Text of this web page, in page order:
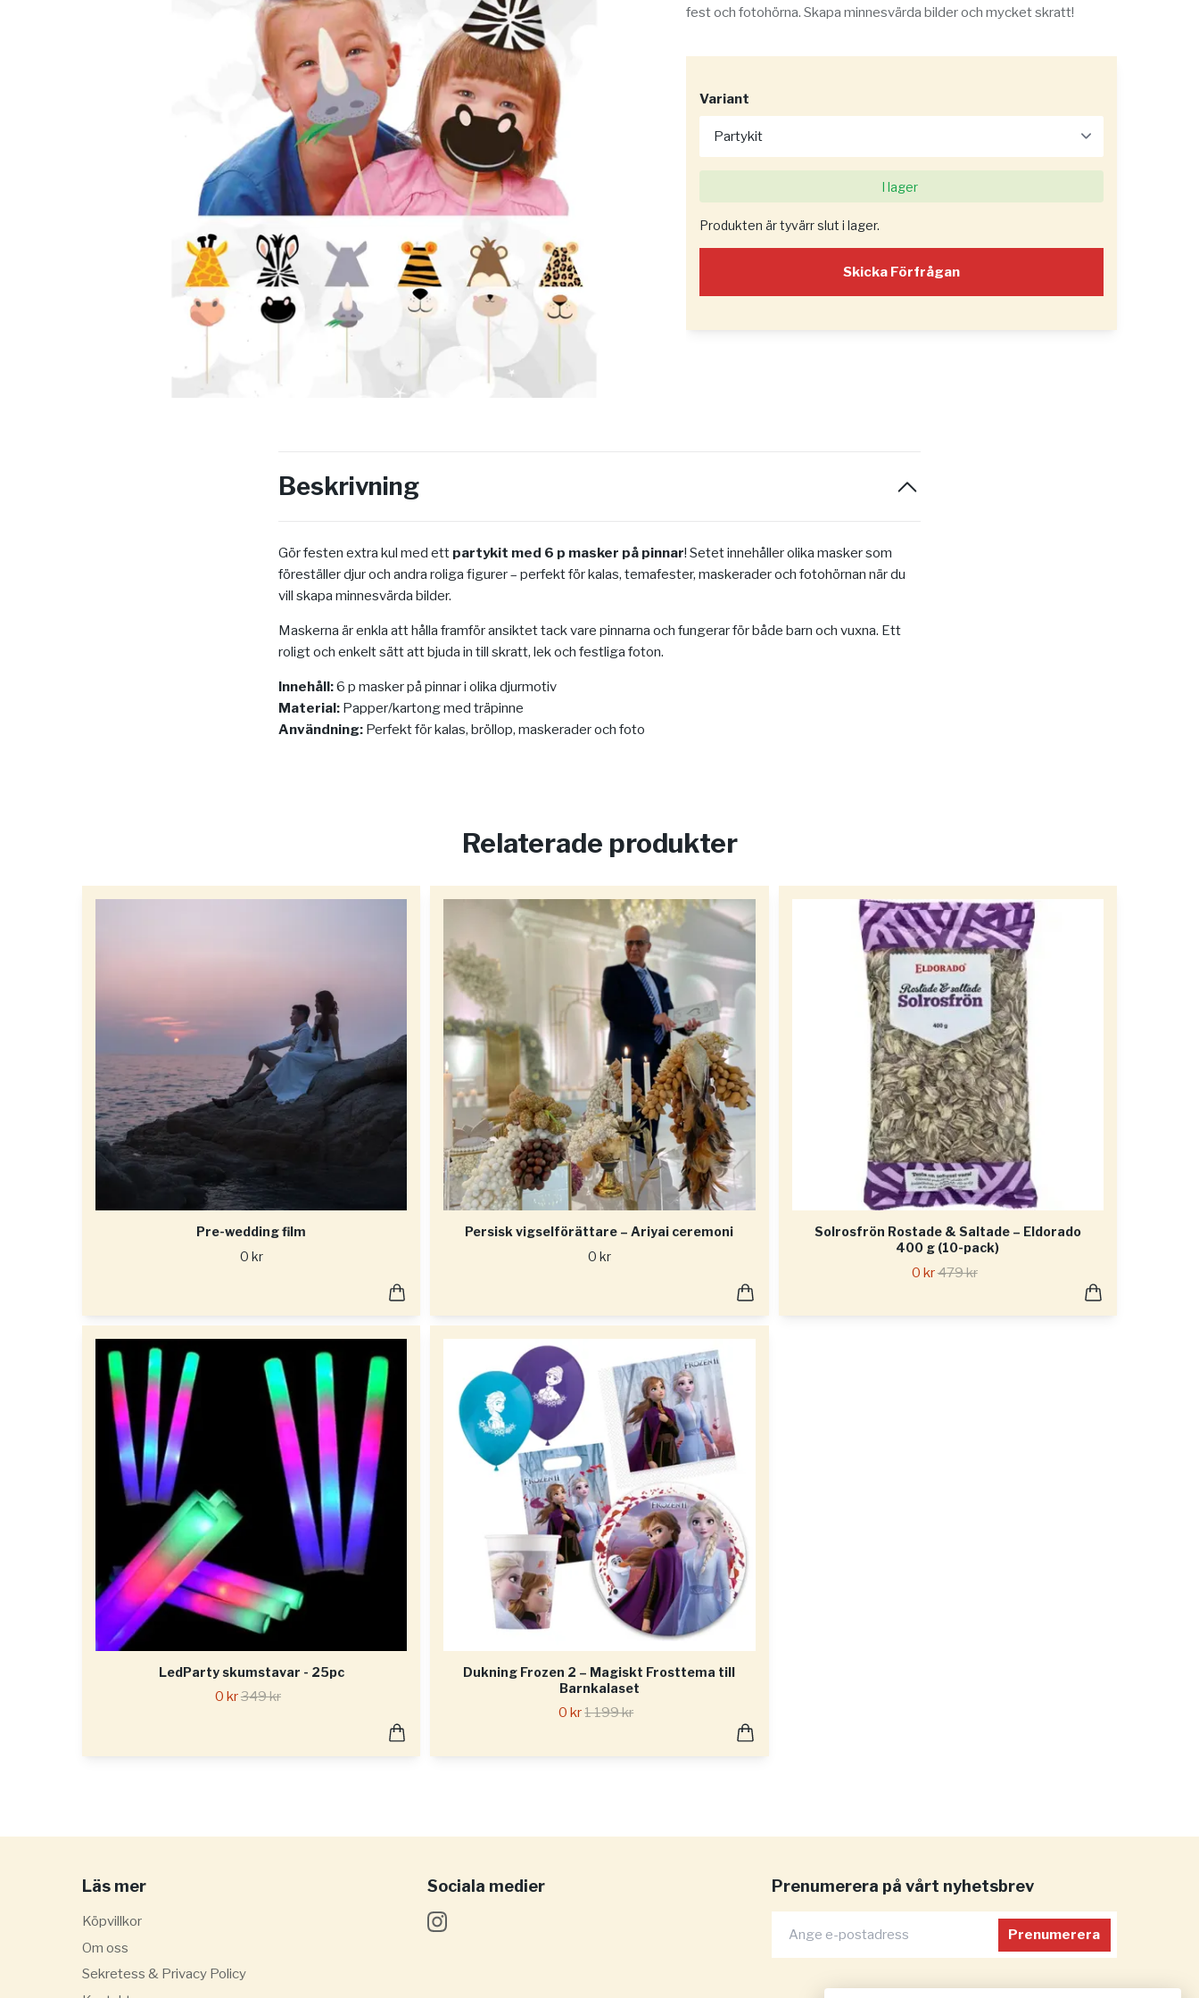
fest och fotohörna. Skapa minnesvärda bilder och mycket skratt!
Variant
I lager
Produkten är tyvärr slut i lager.
Skicka Förfrågan
Beskrivning
Gör festen extra kul med ett partykit med 6 p masker på pinnar! Setet innehåller olika masker som
föreställer djur och andra roliga figurer – perfekt för kalas, temafester, maskerader och fotohörnan när du
vill skapa minnesvärda bilder.
Maskerna är enkla att hålla framför ansiktet tack vare pinnarna och fungerar för både barn och vuxna. Ett
roligt och enkelt sätt att bjuda in till skratt, lek och festliga foton.
Innehåll:6 p masker på pinnar i olika djurmotiv
Material: Papper/kartong med träpinne
Användning: Perfekt för kalas, bröllop, maskerader och foto
Relaterade produkter
Pre-wedding film
0 kr
Persisk vigselförättare – Ariyai ceremoni
0 kr
Solrosfrön Rostade & Saltade – Eldorado
400 g (10-pack)
0 kr479 kr
LedParty skumstavar - 25pc
0 kr349 kr
Dukning Frozen 2 – Magiskt Frosttema till
Barnkalaset
0 kr1 199 kr
Läs mer
Köpvillkor
Om oss
Sekretess & Privacy Policy
Sociala medier Prenumerera på vårt nyhetsbrev
Prenumerera